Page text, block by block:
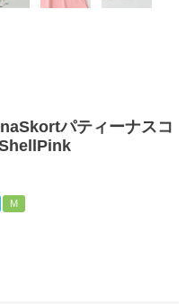
パティーナスコ
M